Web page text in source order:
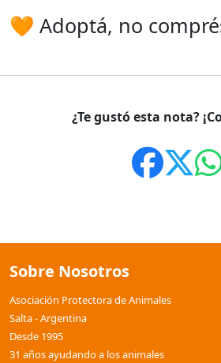
🧡 Adoptá, no
¿Te gustó esta nota?
Sobre Nosotros
Asociación Protectora de Animales
Salta - Argentina
Desde 1995
31 años ayudando a los animales